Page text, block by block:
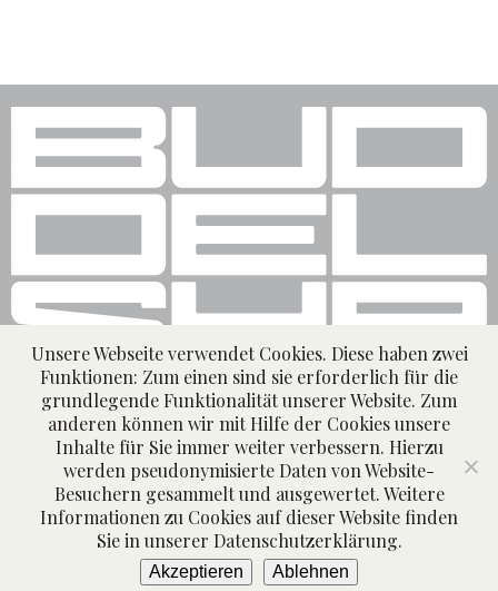
IMPRESSUM
WIDERRUFSRECHT
DATENSCHUTZ
AGB
FACEBOOK
BUDDELSHIP BRAUEREI
INSTAGRAM
INFO@BUDDELSHIP.DE
+49 176 56856723
Unsere Webseite verwendet Cookies. Diese haben zwei
Funktionen: Zum einen sind sie erforderlich für die
grundlegende Funktionalität unserer Website. Zum
anderen können wir mit Hilfe der Cookies unsere
Inhalte für Sie immer weiter verbessern. Hierzu
werden pseudonymisierte Daten von Website-
Besuchern gesammelt und ausgewertet. Weitere
Informationen zu Cookies auf dieser Website finden
Sie in unserer Datenschutzerklärung.
Akzeptieren Ablehnen